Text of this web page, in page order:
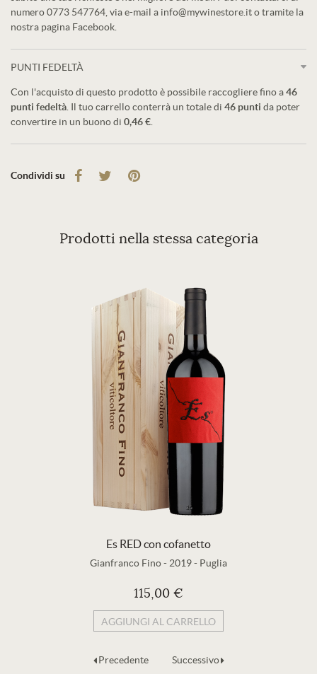
numero 0773 547764, via e-mail a info@mywinestore.it o tramite la
nostra pagina Facebook.
PUNTI FEDELTÀ
Con l'acquisto di questo prodotto è possibile raccogliere fino a46
punti fedeltà . Il tuo carrello conterrà un totale di 46 punti da poter
convertire in un buono di 0,46 €
Condividi su
Prodotti nella stessa categoria
Es RED con cofanetto
Gianfranco Fino- 2019- Puglia
115,00 €
AGGIUNGI AL CARRELLO
Precedente Successivo